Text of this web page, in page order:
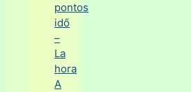
pontos
idő
–
La
hora
A